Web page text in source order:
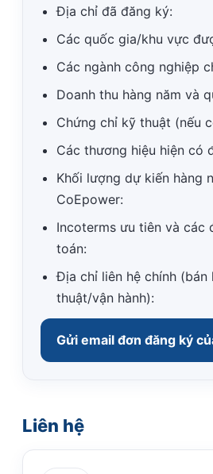
Địa chỉ đã đăng ký:
Các quốc gia/khu vực
Các ngành công nghiệp
Doanh thu hàng năm và
Chứng chỉ kỹ thuật (nếu
Các thương hiệu hiện có
Khối lượng dự kiến ​​hàng
CoEpower:
Incoterms ưu tiên và các
toán:
Địa chỉ liên hệ chính (bán
thuật/vận hành):
Gửi email đơn đăng ký
Liên hệ